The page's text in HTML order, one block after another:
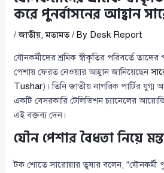
করে পুনর্বাসনের আহ্বান
/জাতীয়,মতামত/ By Desk Report
যৌনকর্মীদের শ্রমিক স্বীকৃতির পরিবর্তে
পেশায় ফেরত নেওয়ার আহ্বান জানিয়েছেন
Tushar)। তিনি জাতীয় নাগরিক পার্টির যুগ্ম
একটি বেসরকারি টেলিভিশন চ্যানেলের
এই বক্তব্য দেন।
যৌন পেশার বৈধতা নিয়ে
টক শোতে সারোয়ার তুষার বলেন, “যৌনকর্মী